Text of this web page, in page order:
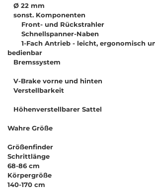
Ø 22 mm
sonst. Komponenten
Front- und Rückstrahler
Schnellspanner-Naben
1-Fach Antrieb - leicht, ergonomisch
bedienbar
Bremssystem
V-Brake vorne und hinten
Verstellbarkeit
Höhenverstellbarer Sattel
Wahre Größe
Größenfinder
Schrittlänge
68-86 cm
Körpergröße
140-170 cm